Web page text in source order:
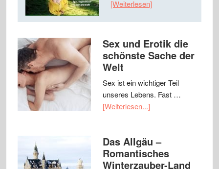
[Weiterlesen]
Sex und Erotik die
schönste Sache der
Welt
Sex ist ein wichtiger Teil
unseres Lebens. Fast …
[Weiterlesen...]
Das Allgäu –
Romantisches
Winterzauber-Land